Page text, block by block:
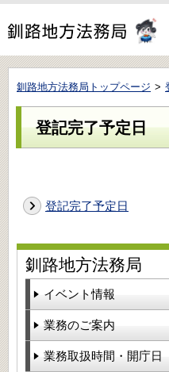
釧路地方法務局トップページ
登記完了予定日
登記完了予定日
釧路地方法務局
イベント情報
業務のご案内
業務取扱時間・開庁日